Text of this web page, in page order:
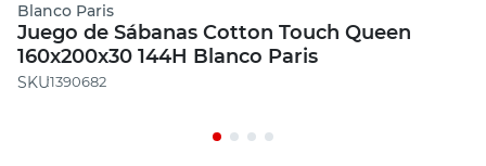
Blanco Paris
Juego de Sábanas Cotton Touch Queen
160x200x30 144H Blanco Paris
:1390682
puertas
placard